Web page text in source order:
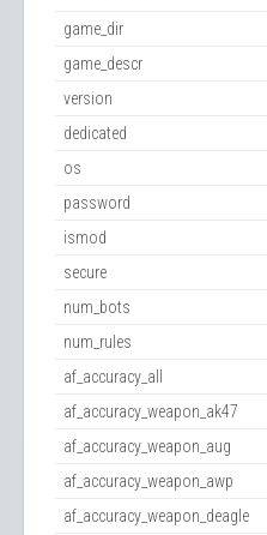
game_dir
game_descr
version
dedicated
os
password
ismod
secure
num_bots
num_rules
af_accuracy_all
af_accuracy_weapon_ak47
af_accuracy_weapon_aug
af_accuracy_weapon_awp
af_accuracy_weapon_deagle